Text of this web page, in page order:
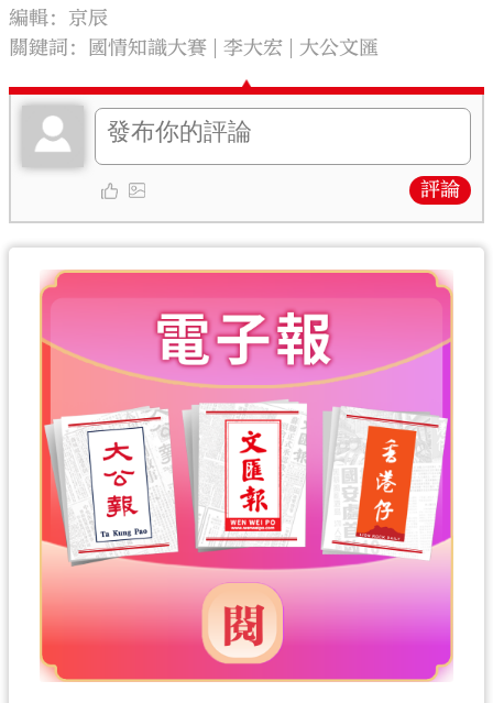
編輯：京辰
關鍵詞：
國情知識大賽 李大宏 大公文匯
評論